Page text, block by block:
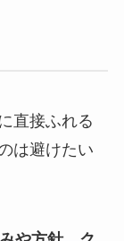
直接ふれる
は避けたい